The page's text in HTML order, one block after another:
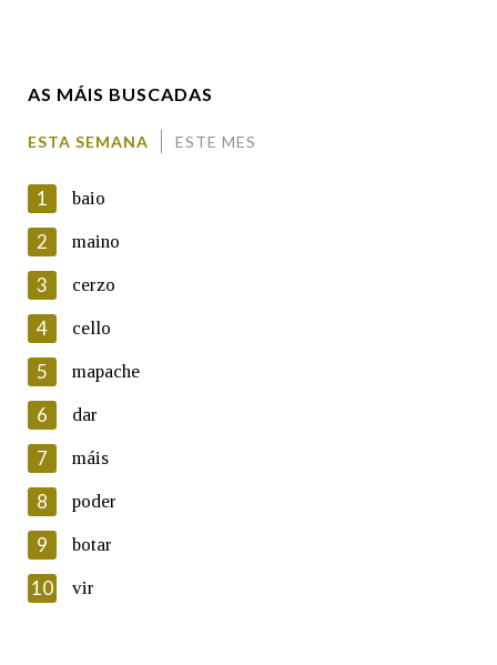
En cumprimento da normativa vixente en materia de
Protección de Datos de Carácter Persoal, a Real Academia
Galega informa a aqueles usuarios que faciliten o seu correo
electrónico, así como calquera outra información de carácter
persoal, que estes datos serán obxecto de tratamento
automatizado de carácter confidencial e incorporados aos seus
ficheiros informáticos. Así mesmo, os usuarios poderán exercer o
seu dereito de acceso, rectificación, oposición e cancelación dos
seus datos poñéndose en contacto connosco.
Lin e acepto as condicións da política de
Introduce o código que aparece na imaxe:
AS MÁIS BUSCADAS
ESTA SEMANA ESTE MES
1 baio
2 maino
3 cerzo
4 cello
5 mapache
6 dar
7 máis
8 poder
9 botar
10 vir